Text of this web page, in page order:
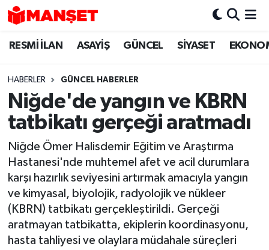
RESMİ İLAN ASAYİŞ GÜNCEL SİYASET
HABERLER GÜNCEL HABERLER
Niğde'de yangın ve KBRN
tatbikatı gerçeği aratmadı
Niğde Ömer Halisdemir Eğitim ve Araştırma
Hastanesi'nde muhtemel afet ve acil durumlara
karşı hazırlık seviyesini artırmak amacıyla yangın
ve kimyasal, biyolojik, radyolojik ve nükleer
(KBRN) tatbikatı gerçekleştirildi. Gerçeği
aratmayan tatbikatta, ekiplerin koordinasyonu,
hasta tahliyesi ve olaylara müdahale süreçleri
Hava Durumu
Trafik Durumu
Süper Lig Puan Durumu ve Fikstür
Tüm Manşetler
Son Dakika Haberleri
Haber Arşivi